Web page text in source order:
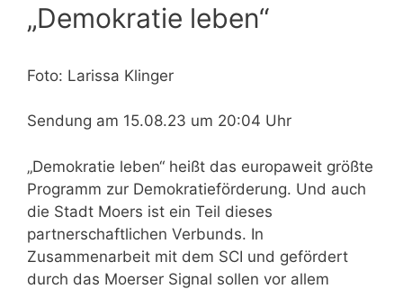
„Demokratie leben“
Foto: Larissa Klinger
Sendung am 15.08.23 um 20:04 Uhr
„Demokratie leben“ heißt das europaweit größte
Programm zur Demokratieförderung. Und auch
die Stadt Moers ist ein Teil dieses
partnerschaftlichen Verbunds. In
Zusammenarbeit mit dem SCI und gefördert
durch das Moerser Signal sollen vor allem